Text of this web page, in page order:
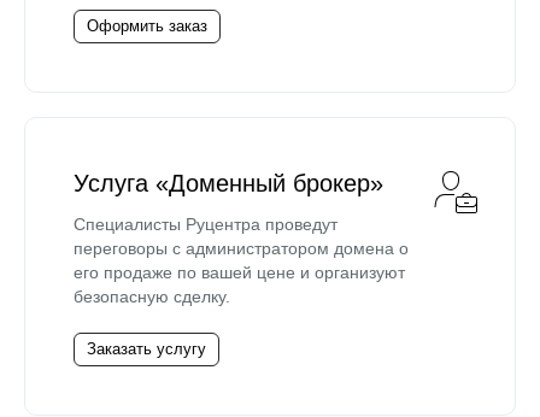
Оформить заказ
Услуга «Доменный брокер»
Специалисты Руцентра проведут
переговоры с администратором домена о
его продаже по вашей цене и организуют
безопасную сделку.
Заказать услугу